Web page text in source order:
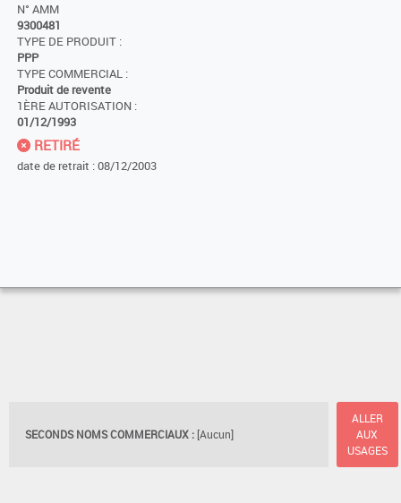
N° AMM
9300481
TYPE DE PRODUIT :
PPP
TYPE COMMERCIAL :
Produit de revente
1ÈRE AUTORISATION :
01/12/1993
RETIRÉ
date de retrait : 08/12/2003
SECONDS NOMS COMMERCIAUX : [Aucun]
ALLER
AUX
USAGES